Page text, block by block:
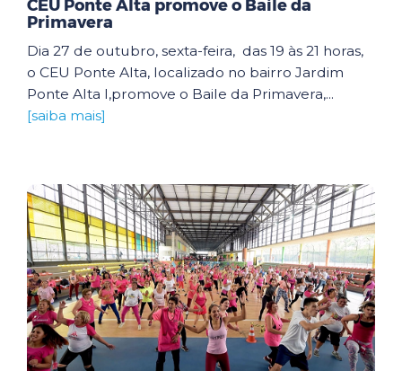
CEU Ponte Alta promove o Baile da
Primavera
Dia 27 de outubro, sexta-feira, das 19 às 21 horas,
o CEU Ponte Alta, localizado no bairro Jardim
Ponte Alta I,promove o Baile da Primavera,...
[saiba mais]